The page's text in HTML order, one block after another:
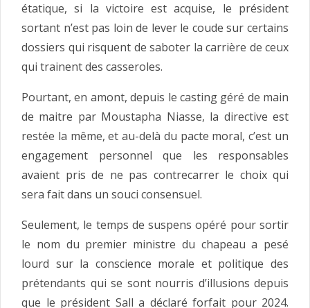
étatique, si la victoire est acquise, le président
sortant n’est pas loin de lever le coude sur certains
dossiers qui risquent de saboter la carrière de ceux
qui trainent des casseroles.
Pourtant, en amont, depuis le casting géré de main
de maitre par Moustapha Niasse, la directive est
restée la même, et au-delà du pacte moral, c’est un
engagement personnel que les responsables
avaient pris de ne pas contrecarrer le choix qui
sera fait dans un souci consensuel.
Seulement, le temps de suspens opéré pour sortir
le nom du premier ministre du chapeau a pesé
lourd sur la conscience morale et politique des
prétendants qui se sont nourris d’illusions depuis
que le président Sall a déclaré forfait pour 2024.